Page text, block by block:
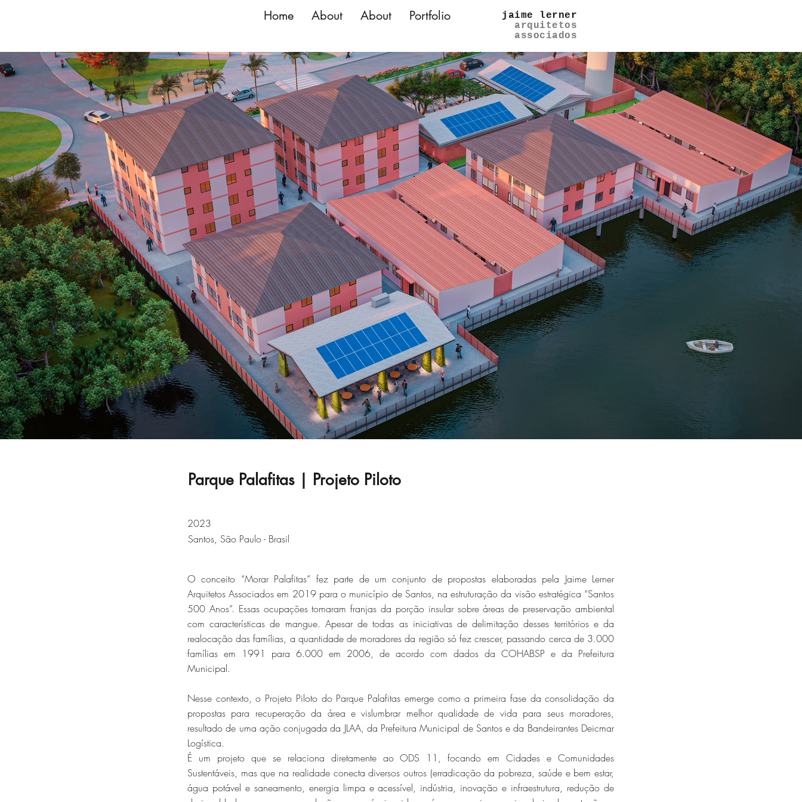
Home About About Portfolio
jaime lerner
arquitetos
associados
Parque Palafitas | Projeto Piloto
2023
Santos, São Paulo - Brasil
O conceito “Morar Palafitas” fez parte de um conjunto de propostas elaboradas pela Jaime Lerner
Arquitetos Associados em 2019 para o município de Santos, na estruturação da visão estratégica “Santos
500 Anos”. Essas ocupações tomaram franjas da porção insular sobre áreas de preservação ambiental
com características de mangue. Apesar de todas as iniciativas de delimitação desses territórios e da
realocação das famílias, a quantidade de moradores da região só fez crescer, passando cerca de 3.000
famílias em 1991 para 6.000 em 2006, de acordo com dados da COHABSP e da Prefeitura
Municipal.
Nesse contexto, o Projeto Piloto do Parque Palafitas emerge como a primeira fase da consolidação da
propostas para recuperação da área e vislumbrar melhor qualidade de vida para seus moradores,
resultado de uma ação conjugada da JLAA, da Prefeitura Municipal de Santos e da Bandeirantes Deicmar
Logística.
É um projeto que se relaciona diretamente ao ODS 11, focando em Cidades e Comunidades
Sustentáveis, mas que na realidade conecta diversos outros (erradicação da pobreza, saúde e bem estar,
água potável e saneamento, energia limpa e acessível, indústria, inovação e infraestrutura, redução de